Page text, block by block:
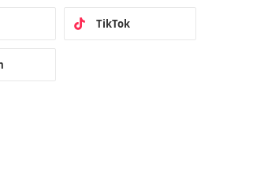
TikTok